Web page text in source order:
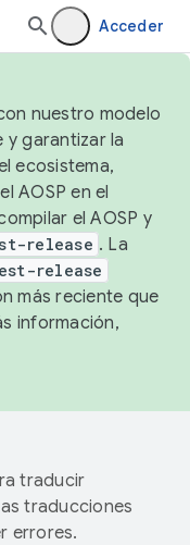
Acceder
nuestro modelo
y garantizar la
ecosistema,
AOSP en el
el AOSP y
release . La
release
más reciente que
información,
traducir
traducciones
errores.